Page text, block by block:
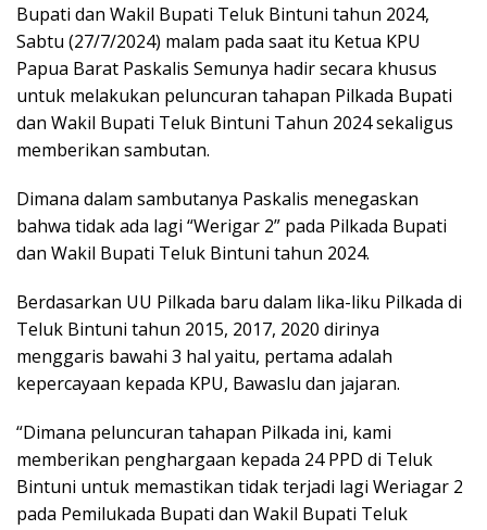
Bupati dan Wakil Bupati Teluk Bintuni tahun 2024,
Sabtu (27/7/2024) malam pada saat itu Ketua KPU
Papua Barat Paskalis Semunya hadir secara khusus
untuk melakukan peluncuran tahapan Pilkada Bupati
dan Wakil Bupati Teluk Bintuni Tahun 2024 sekaligus
memberikan sambutan.
Dimana dalam sambutanya Paskalis menegaskan
bahwa tidak ada lagi “Werigar 2” pada Pilkada Bupati
dan Wakil Bupati Teluk Bintuni tahun 2024.
Berdasarkan UU Pilkada baru dalam lika-liku Pilkada di
Teluk Bintuni tahun 2015, 2017, 2020 dirinya
menggaris bawahi 3 hal yaitu, pertama adalah
kepercayaan kepada KPU, Bawaslu dan jajaran.
“Dimana peluncuran tahapan Pilkada ini, kami
memberikan penghargaan kepada 24 PPD di Teluk
Bintuni untuk memastikan tidak terjadi lagi Weriagar 2
pada Pemilukada Bupati dan Wakil Bupati Teluk